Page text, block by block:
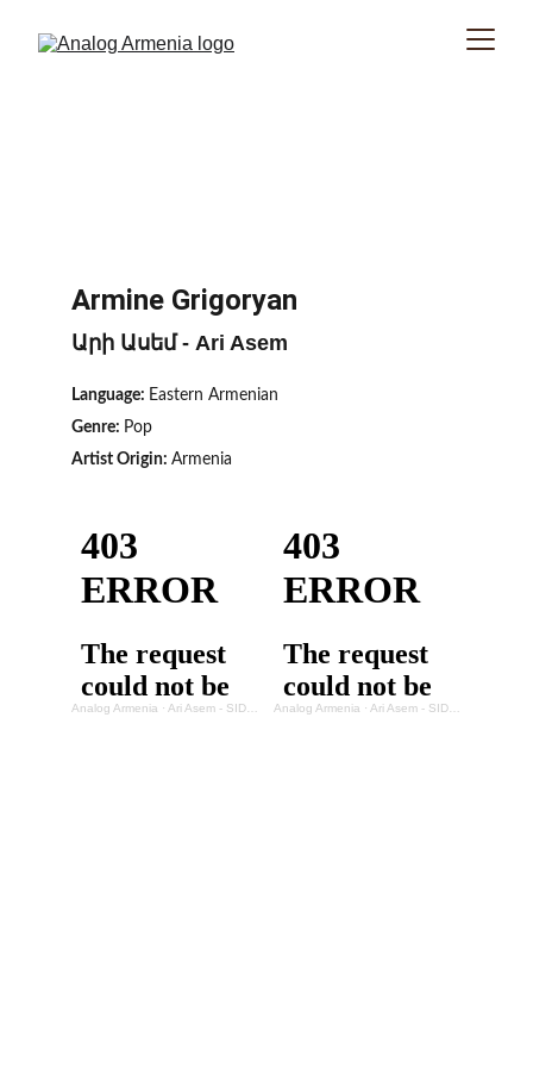
Armine Grigoryan
Արի Ասեմ - Ari Asem
Language: Eastern Armenian
Genre: Pop
Artist Origin: Armenia